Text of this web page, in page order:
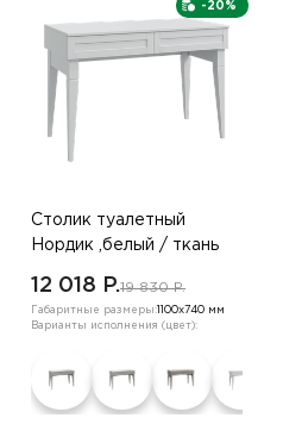
-20%
Столик туалетный
Нордик ,белый / ткань
12 018 P.19 830 P.
Габаритные размеры: 1100х740 мм
Варианты исполнения (цвет):